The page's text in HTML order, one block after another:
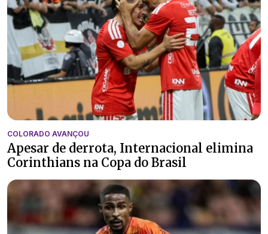
COLORADO AVANÇOU
Apesar de derrota, Internacional elimina
Corinthians na Copa do Brasil